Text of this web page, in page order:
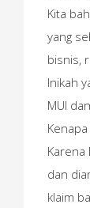
Kita
yang
bisnis,
Inikah
MUI
Karena
dan
klaim